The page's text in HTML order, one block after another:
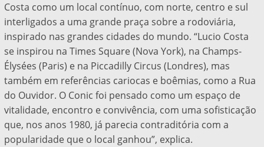
Costa como um local contínuo, com norte, centro e sul
interligados a uma grande praça sobre a rodoviária,
inspirado nas grandes cidades do mundo. “Lucio Costa
se inspirou na Times Square (Nova York), na Champs-
Élysées (Paris) e na Piccadilly Circus (Londres), mas
também em referências cariocas e boêmias, como a Rua
do Ouvidor. O Conic foi pensado como um espaço de
vitalidade, encontro e convivência, com uma sofisticação
que, nos anos 1980, já parecia contraditória com a
popularidade que o local ganhou”, explica.